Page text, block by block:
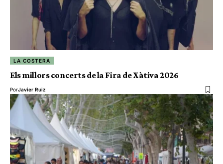
LA COSTERA
Els millors concerts de la Fira de Xàtiva 2026
PorJavier Ruiz